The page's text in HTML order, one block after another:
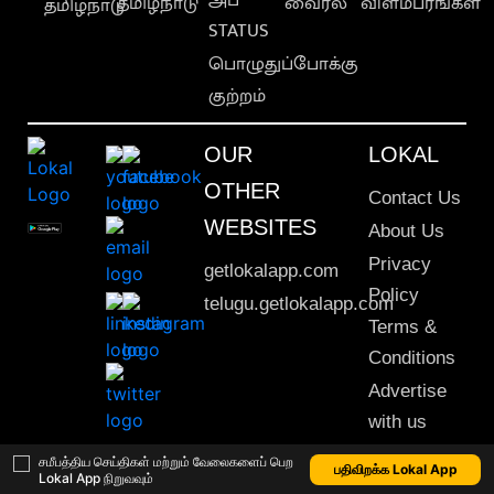
சமீபத்திய செய்திகள் மற்றும் வேலைகளைப் பெற
Lokal App நிறுவவும்
பதிவிறக்க Lokal App
STATUS
பொழுதுப்போக்கு
குற்றம்
OUR
OTHER
WEBSITES
getlokalapp.com
telugu.getlokalapp.com
LOKAL
Contact Us
About Us
Privacy
Policy
Terms &
Conditions
Advertise
with us
Sitemap
This material may not be published, transmitted, rewritten or redistributed. © 2020 Lokal App. All rights reserved.